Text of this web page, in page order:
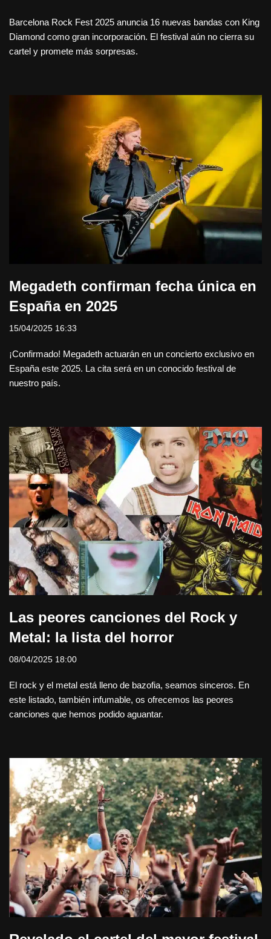
Barcelona Rock Fest 2025 anuncia 16 nuevas bandas con King
Diamond como gran incorporación. El festival aún no cierra su
cartel y promete más sorpresas.
Megadeth confirman fecha única en
España en 2025
15/04/2025 16:33
¡Confirmado! Megadeth actuarán en un concierto exclusivo en
España este 2025. La cita será en un conocido festival de
nuestro país.
Las peores canciones del Rock y
Metal: la lista del horror
08/04/2025 18:00
El rock y el metal está lleno de bazofia, seamos sinceros. En
este listado, también infumable, os ofrecemos las peores
canciones que hemos podido aguantar.